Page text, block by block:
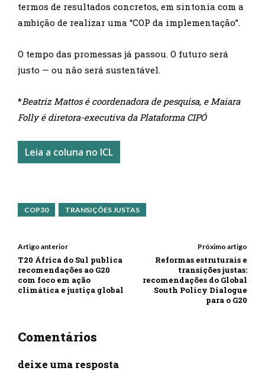
termos de resultados concretos, em sintonia com a
ambição de realizar uma “COP da implementação”.
O tempo das promessas já passou. O futuro será
justo — ou não será sustentável.
*Beatriz Mattos é coordenadora de pesquisa, e Maiara
Folly é diretora-executiva da Plataforma CIPÓ
Leia a coluna no ICL
COP30 TRANSIÇÕES JUSTAS
Artigo anterior
T20 África do Sul publica
recomendações ao G20
com foco em ação
climática e justiça global
Próximo artigo
Reformas estruturais e
transições justas:
recomendações do Global
South Policy Dialogue
para o G20
Comentários
deixe uma resposta